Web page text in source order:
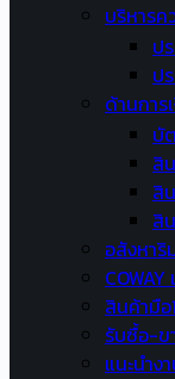
บริหารค
ป
ป
ด้านการ
บั
สิ
สิ
สิ
อสังหา
สินค้ามือ
รับซื้อ-ข
แนะนำง